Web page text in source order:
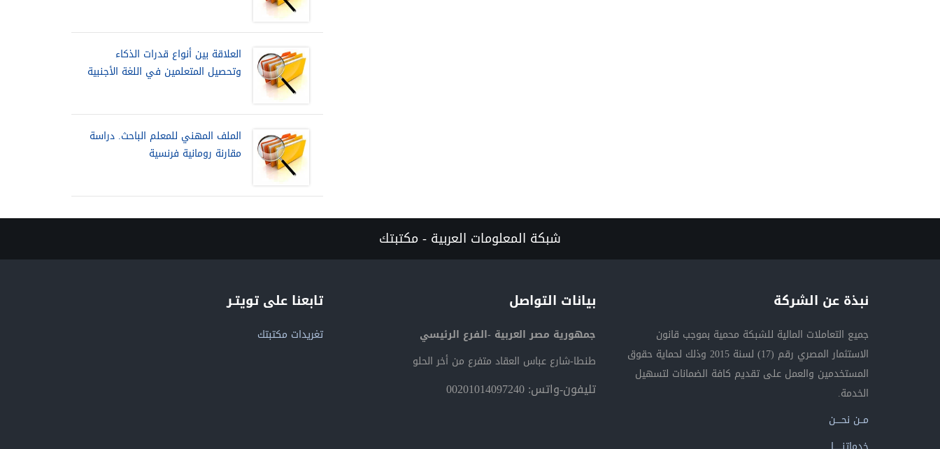
العلاقة بين أنواع قدرات الذكاء
وتحصيل المتعلمين في اللغة الأجنبية
الملف المهني للمعلم الباحث. دراسة
مقارنة رومانية فرنسية
شبكة المعلومات العربية - مكتبتك
نبذة عن الشركة
جميع التعاملات المالية للشبكة محمية بموجب قانون
الاستثمار المصري رقم (17) لسنة 2015 وذلك لحماية حقوق
المستخدمين والعمل على تقديم كافة الضمانات لتسهيل
الخدمة.
مــن نحــــن
بيانات التواصل
جمهورية مصر العربية -الفرع الرئيسي
طنطا-شارع عباس العقاد متفرع من أخر الحلو
تليفون-واتس: 00201014097240
تابعنا على تويتـر
تغريدات مكتبتك